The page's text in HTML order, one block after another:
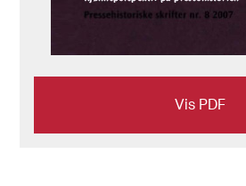
Vis PDF